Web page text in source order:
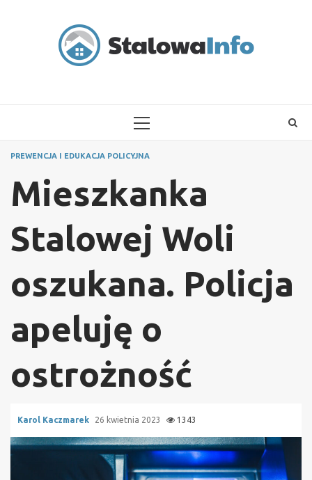
PRIMARY
PREWENCJA I EDUKACJA POLICYJNA
Mieszkanka
Stalowej Woli
oszukana. Policja
apeluję o
ostrożność
Karol Kaczmarek 26 kwietnia 2023 1343